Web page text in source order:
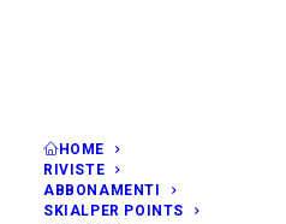
HOME
RIVISTE
ABBONAMENTI
SKIALPER POINTS